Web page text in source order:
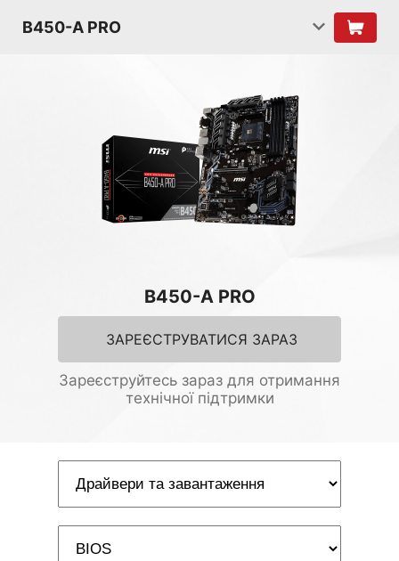
B450-A PRO
B450-A PRO
ЗАРЕЄСТРУВАТИСЯ ЗАРАЗ
Зареєструйтесь зараз для отримання
технічної підтримки